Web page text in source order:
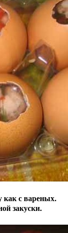
как с вареных.
закуски.